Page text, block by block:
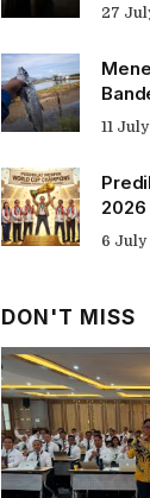
27
11
2026
6 July
DON'T MISS